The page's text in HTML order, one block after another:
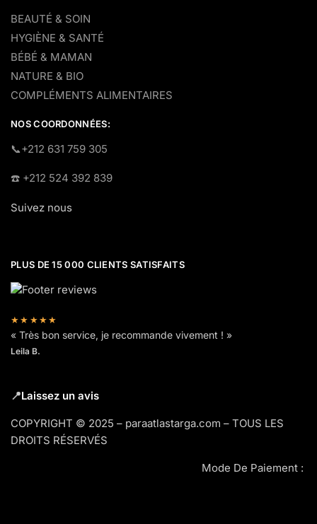
BEAUTÉ & SOIN
HYGIÈNE & SANTÉ
BÉBÉ & MAMAN
NATURE & BIO
COMPLÉMENTS ALIMENTAIRES
NOS COORDONNÉES:
​📞+212 631 759 305
☎️​ +212 524 392 839
Suivez nous
PLUS DE 15 000 CLIENTS SATISFAITS
★★★★★
« Très bon service, je recommande vivement ! »
Leila B.
📍Laissez un avis
COPYRIGHT © 2025 – paraatlastarga.com – TOUS LES
DROITS RÉSERVÉS
Mode De Paiement :